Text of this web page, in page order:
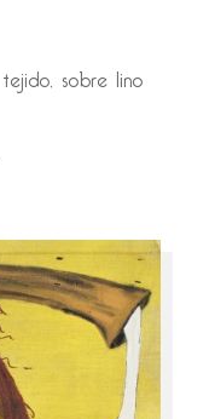
sobre lino